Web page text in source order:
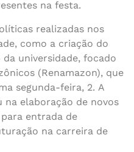
na festa.
realizadas nos
como a criação do
universidade, focado
(Renamazon), que
segunda-feira, 2. A
elaboração de novos
entrada de
na carreira de